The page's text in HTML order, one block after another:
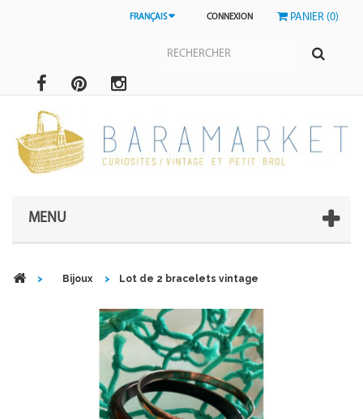
PANIER (0)
CONNEXION
FRANÇAIS
MENU
> Bijoux > Lot de 2 bracelets vintage